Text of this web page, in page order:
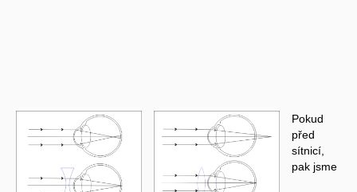
Pokud
před
sítnicí,
pak jsme